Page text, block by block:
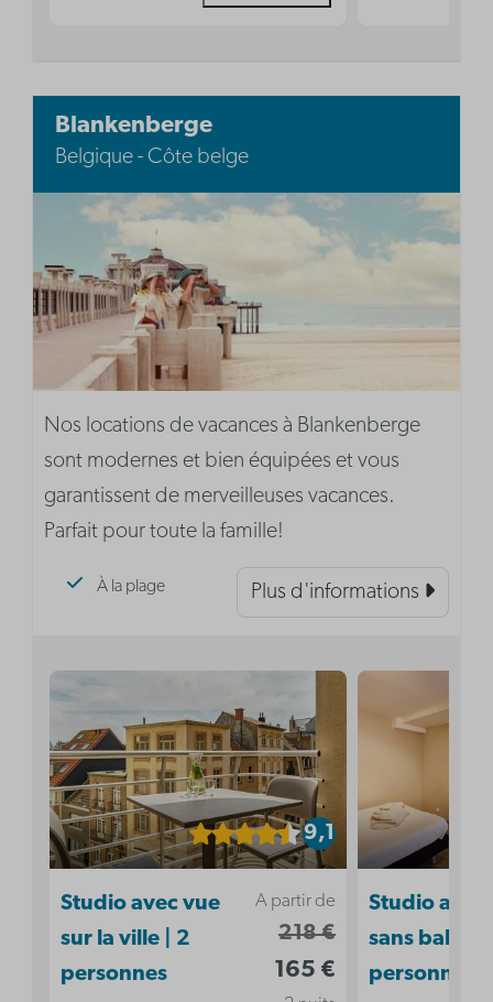
Blankenberge
Belgique - Côte belge
Nos locations de vacances à Blankenberge
sont modernes et bien équipées et vous
garantissent de merveilleuses vacances.
Parfait pour toute la famille!
À la plage Plus d'informations
9,1
A partir de
218 €
165 €
Studio avec vue
sur la ville | 2
personnes
Studio
sans balcon
personnes